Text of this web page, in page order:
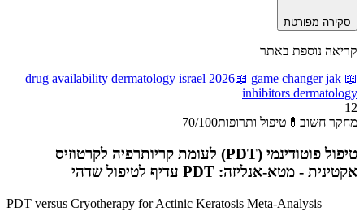
סקירה מפורטת
קריאה נוספת באתר
📖
drug availability dermatology israel 2026📖 game changer jak
inhibitors dermatology
12
מחקר חשוב 💊 טיפול ותרופות 70/100
טיפול פוטודינמי (PDT) לעומת קריותרפיה לקרטוזיס
אקטינית - מטא-אנליזה: PDT עדיף לטיפול שדהי
PDT versus Cryotherapy for Actinic Keratosis Meta-Analysis